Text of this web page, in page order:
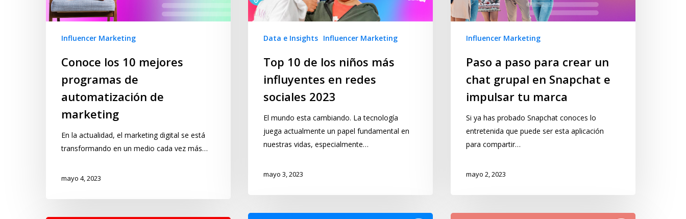
Influencer Marketing
Conoce los 10 mejores
programas de
automatización de
marketing
En la actualidad, el marketing digital se está
transformando en un medio cada vez más…
mayo 4, 2023
Data e Insights Influencer Marketing
Top 10 de los niños más
influyentes en redes
sociales 2023
El mundo esta cambiando. La tecnología
juega actualmente un papel fundamental en
nuestras vidas, especialmente…
mayo 3, 2023
Influencer Marketing
Paso a paso para crear un
chat grupal en Snapchat e
impulsar tu marca
Si ya has probado Snapchat conoces lo
entretenida que puede ser esta aplicación
para compartir…
mayo 2, 2023